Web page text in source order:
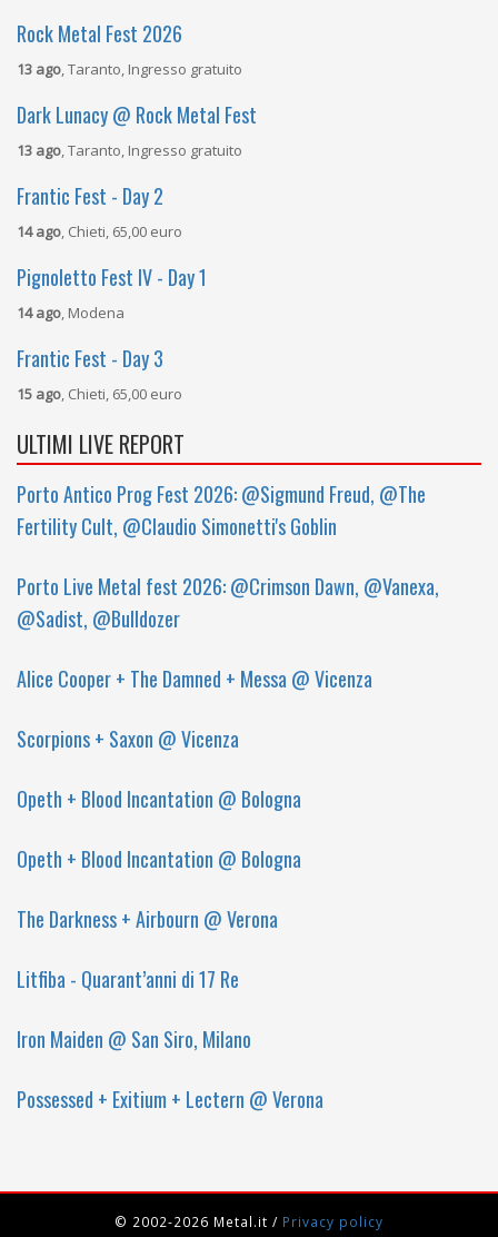
Rock Metal Fest 2026
13 ago, Taranto, Ingresso gratuito
Dark Lunacy @ Rock Metal Fest
13 ago, Taranto, Ingresso gratuito
Frantic Fest - Day 2
14 ago, Chieti, 65,00 euro
Pignoletto Fest IV - Day 1
14 ago, Modena
Frantic Fest - Day 3
15 ago, Chieti, 65,00 euro
ULTIMI LIVE REPORT
Porto Antico Prog Fest 2026: @Sigmund Freud, @The
Fertility Cult, @Claudio Simonetti's Goblin
Porto Live Metal fest 2026: @Crimson Dawn, @Vanexa,
@Sadist, @Bulldozer
Alice Cooper + The Damned + Messa @ Vicenza
Scorpions + Saxon @ Vicenza
Opeth + Blood Incantation @ Bologna
Opeth + Blood Incantation @ Bologna
The Darkness + Airbourn @ Verona
Litfiba - Quarant’anni di 17 Re
Iron Maiden @ San Siro, Milano
Possessed + Exitium + Lectern @ Verona
© 2002-2026 Metal.it / Privacy policy